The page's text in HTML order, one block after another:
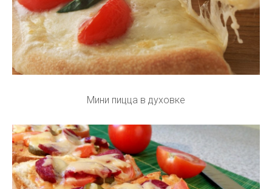
Мини пицца в духовке